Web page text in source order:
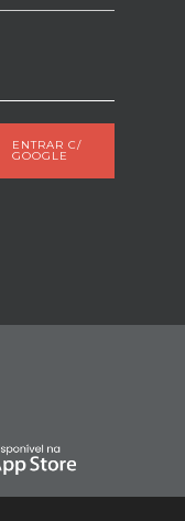
ENTRAR C/
GOOGLE